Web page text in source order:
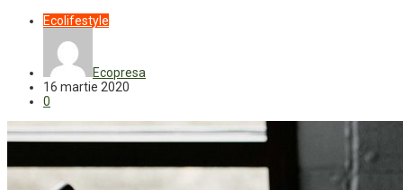
Ecolifestyle
Ecopresa
16 martie 2020
0